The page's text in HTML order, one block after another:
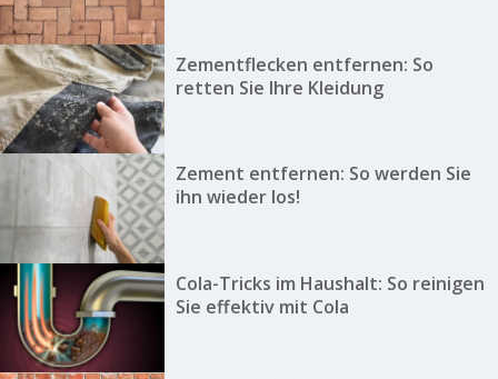
Zementflecken entfernen: So
retten Sie Ihre Kleidung
Zement entfernen: So werden Sie
ihn wieder los!
Cola-Tricks im Haushalt: So reinigen
Sie effektiv mit Cola